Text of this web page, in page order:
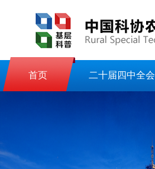
首页 二十届四中全会